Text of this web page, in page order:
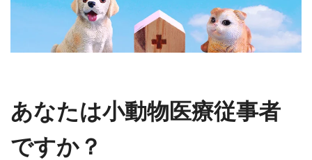
あなたは小動物医療従事者
ですか？